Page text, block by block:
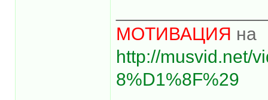
МОТИВАЦИЯ на
http://musvid.net/
8%D1%8F%29